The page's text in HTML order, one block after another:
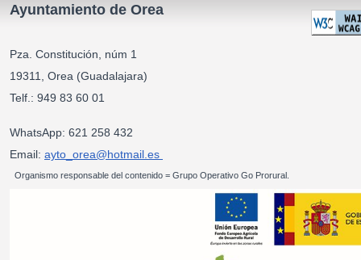
Ayuntamiento de Orea
Pza. Constitución, núm 1
19311, Orea (Guadalajara)
Telf.: 949 83 60 01
WhatsApp: 621 258 432
Email: ayto_orea@hotmail.es
Organismo responsable del contenido = Grupo Operativo Go Prorural.